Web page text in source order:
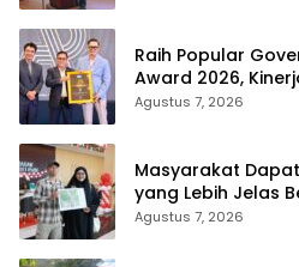
Raih Popular
Award 2026,
Kementerian ATR/
Agustus 7, 2026
Masyarakat
yang Lebih Jelas
Pengukuran
Agustus 7, 2026